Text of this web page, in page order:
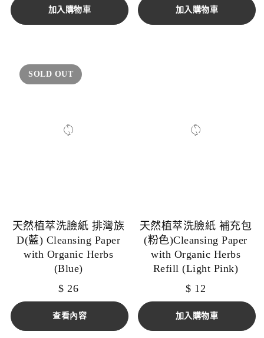
加入購物車 加入購物車
SOLD OUT
天然植萃洗臉紙 排灣族
D(藍) Cleansing Paper
with Organic Herbs
(Blue)
$ 26
查看內容
天然植萃洗臉紙 補充包
(粉色)Cleansing Paper
with Organic Herbs
Refill (Light Pink)
$ 12
加入購物車